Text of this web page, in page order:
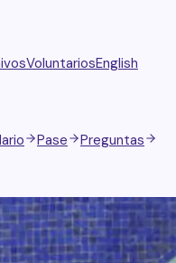
VoluntariosEnglish
Pase
Preguntas